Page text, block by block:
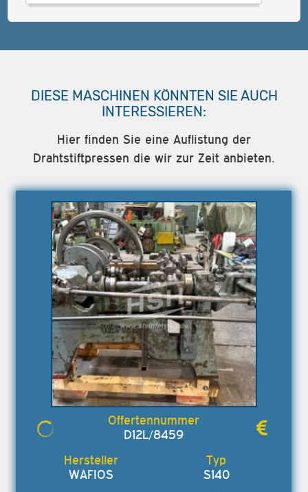
DIESE MASCHINEN KÖNNTEN SIE AUCH
INTERESSIEREN:
Hier finden Sie eine Auflistung der
Drahtstiftpressen die wir zur Zeit anbieten.
D12L/8459
WAFIOS S140